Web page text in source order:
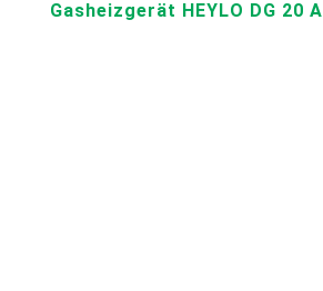
Gasheizgerät HEYLO DG 20 A